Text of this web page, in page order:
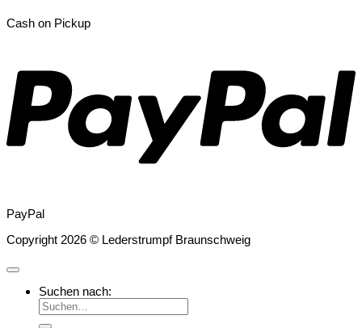
Cash on Pickup
PayPal
Copyright 2026 © Lederstrumpf Braunschweig
Suchen nach: